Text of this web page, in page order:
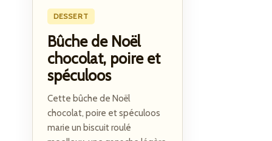
DESSERT
Bûche de Noël
chocolat, poire et
spéculoos
Cette bûche de Noël
chocolat, poire et spéculoos
marie un biscuit roulé